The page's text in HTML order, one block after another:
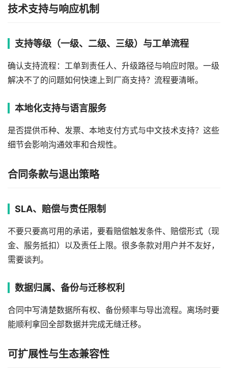
技术支持与响应机制
支持等级（一级、二级、三级）与工单流程
确认支持流程：工单到责任人、升级路径与响应时限。一级
解决不了的问题如何快速上到厂商支持？流程要清晰。
本地化支持与语言服务
是否提供币种、发票、本地支付方式与中文技术支持？这些
细节会影响沟通效率和合规性。
合同条款与退出策略
SLA、赔偿与责任限制
不要只要高可用的承诺，要看赔偿触发条件、赔偿形式（现
金、服务抵扣）以及责任上限。很多条款对用户并不友好，
需要谈判。
数据归属、备份与迁移权利
合同中写清楚数据所有权、备份频率与导出流程。离场时要
能顺利拿回全部数据并完成无缝迁移。
可扩展性与生态兼容性